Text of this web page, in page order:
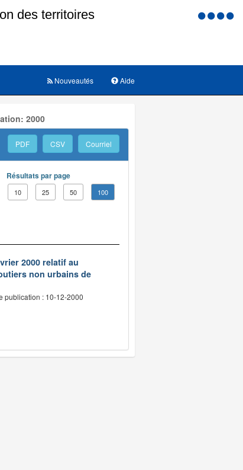
Menu
Aide
Nouveautés
2000
PDF CSV Courriel
Résultats par page
10 25 50 100
2000 relatif au
non urbains de
publication : 10-12-2000